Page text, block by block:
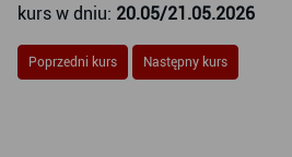
kurs w dniu: 20.05/21.05.2026
Poprzedni kurs Następny kurs